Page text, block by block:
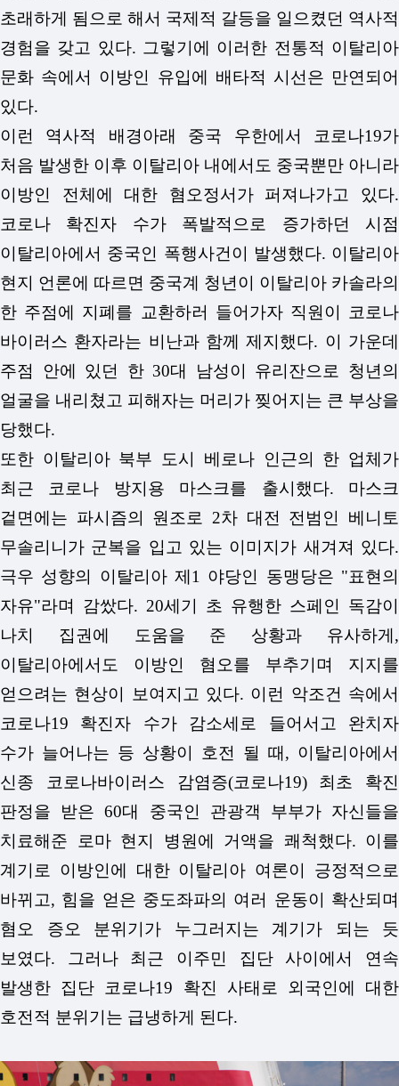
초래하게 됨으로 해서 국제적 갈등을 일으켰던 역사적
경험을 갖고 있다. 그렇기에 이러한 전통적 이탈리아
문화 속에서 이방인 유입에 배타적 시선은 만연되어
있다.
이런 역사적 배경아래 중국 우한에서 코로나19가
처음 발생한 이후 이탈리아 내에서도 중국뿐만 아니라
이방인 전체에 대한 혐오정서가 퍼져나가고 있다.
코로나 확진자 수가 폭발적으로 증가하던 시점
이탈리아에서 중국인 폭행사건이 발생했다. 이탈리아
현지 언론에 따르면 중국계 청년이 이탈리아 카솔라의
한 주점에 지폐를 교환하러 들어가자 직원이 코로나
바이러스 환자라는 비난과 함께 제지했다. 이 가운데
주점 안에 있던 한 30대 남성이 유리잔으로 청년의
얼굴을 내리쳤고 피해자는 머리가 찢어지는 큰 부상을
당했다.
또한 이탈리아 북부 도시 베로나 인근의 한 업체가
최근 코로나 방지용 마스크를 출시했다. 마스크
겉면에는 파시즘의 원조로 2차 대전 전범인 베니토
무솔리니가 군복을 입고 있는 이미지가 새겨져 있다.
극우 성향의 이탈리아 제1 야당인 동맹당은 "표현의
자유"라며 감쌌다. 20세기 초 유행한 스페인 독감이
나치 집권에 도움을 준 상황과 유사하게,
이탈리아에서도 이방인 혐오를 부추기며 지지를
얻으려는 현상이 보여지고 있다. 이런 악조건 속에서
코로나19 확진자 수가 감소세로 들어서고 완치자
수가 늘어나는 등 상황이 호전 될 때, 이탈리아에서
신종 코로나바이러스 감염증(코로나19) 최초 확진
판정을 받은 60대 중국인 관광객 부부가 자신들을
치료해준 로마 현지 병원에 거액을 쾌척했다. 이를
계기로 이방인에 대한 이탈리아 여론이 긍정적으로
바뀌고, 힘을 얻은 중도좌파의 여러 운동이 확산되며
혐오 증오 분위기가 누그러지는 계기가 되는 듯
보였다. 그러나 최근 이주민 집단 사이에서 연속
발생한 집단 코로나19 확진 사태로 외국인에 대한
호전적 분위기는 급냉하게 된다.